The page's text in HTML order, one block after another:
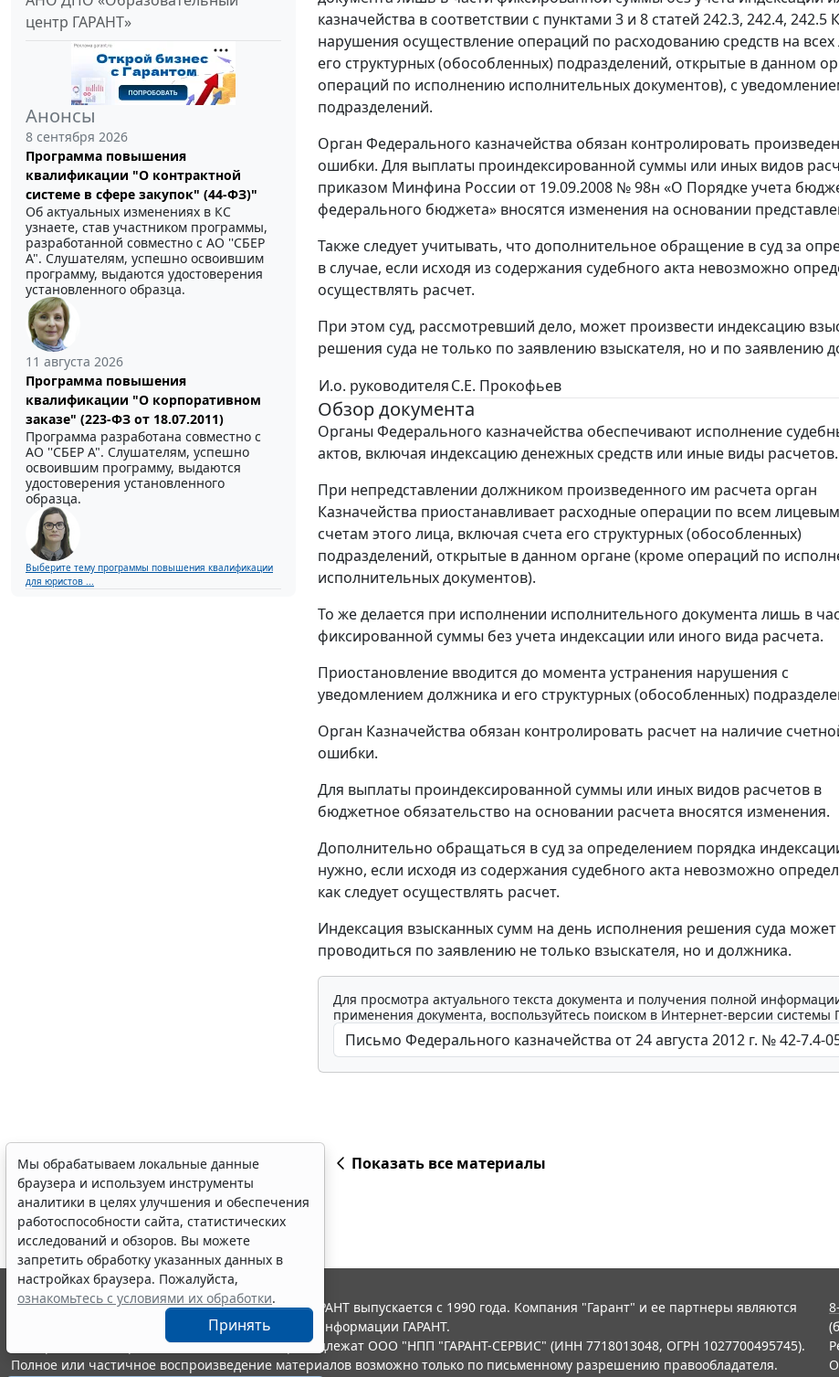
центр ГАРАНТ»
Анонсы
8 сентября 2026
Программа повышения
квалификации "О контрактной
системе в сфере закупок" (44-ФЗ)"
Об актуальных изменениях в КС
узнаете, став участником программы,
разработанной совместно с АО ''СБЕР
А". Слушателям, успешно освоившим
программу, выдаются удостоверения
установленного образца.
11 августа 2026
Программа повышения
квалификации "О корпоративном
заказе" (223-ФЗ от 18.07.2011)
Программа разработана совместно с
АО ''СБЕР А". Слушателям, успешно
освоившим программу, выдаются
удостоверения установленного
образца.
Выберите тему программы повышения квалификации
для юристов ...
казначейства в соответствии с пунктами 3 и 8 статей 242.3, 242.4,
нарушения осуществление операций по расходованию средств на
его структурных (обособленных) подразделений, открытые в данном
операций по исполнению исполнительных документов), с
подразделений.
Орган Федерального казначейства обязан контролировать
ошибки. Для выплаты проиндексированной суммы или иных видов
приказом Минфина России от 19.09.2008 № 98н «О Порядке учета
федерального бюджета» вносятся изменения на основании
Также следует учитывать, что дополнительное обращение в суд за
в случае, если исходя из содержания судебного акта невозможно
осуществлять расчет.
При этом суд, рассмотревший дело, может произвести индексацию
решения суда не только по заявлению взыскателя, но и по заявлению
И.о. руководителяС.Е. Прокофьев
Обзор документа
Органы Федерального казначейства обеспечивают исполнение
актов, включая индексацию денежных средств или иные виды расчетов.
При непредставлении должником произведенного им расчета орган
Казначейства приостанавливает расходные операции по всем лицевым
счетам этого лица, включая счета его структурных (обособленных)
подразделений, открытые в данном органе (кроме операций по
исполнительных документов).
То же делается при исполнении исполнительного документа лишь в
фиксированной суммы без учета индексации или иного вида расчета.
Приостановление вводится до момента устранения нарушения с
уведомлением должника и его структурных (обособленных)
Орган Казначейства обязан контролировать расчет на наличие
ошибки.
Для выплаты проиндексированной суммы или иных видов расчетов в
бюджетное обязательство на основании расчета вносятся изменения.
Дополнительно обращаться в суд за определением порядка
нужно, если исходя из содержания судебного акта невозможно
как следует осуществлять расчет.
Индексация взысканных сумм на день исполнения решения суда может
проводиться по заявлению не только взыскателя, но и должника.
Для просмотра актуального текста документа и получения полной
применения документа, воспользуйтесь поиском в Интернет-версии системы
Показать все материалы
Мы обрабатываем локальные данные
браузера и используем инструменты
аналитики в целях улучшения и обеспечения
работоспособности сайта, статистических
исследований и обзоров. Вы можете
запретить обработку указанных данных в
настройках браузера. Пожалуйста,
ознакомьтесь с условиями их обработки.
Принять
© ООО "НПП "ГАРАНТ-СЕРВИС", 2026. Система ГАРАНТ выпускается с 1990 года. Компания "Гарант" и ее партнеры являются
участниками Российской ассоциации правовой информации ГАРАНТ.
Все права на материалы сайта ГАРАНТ.РУ принадлежат ООО "НПП "ГАРАНТ-СЕРВИС" (ИНН 7718013048, ОГРН 1027700495745).
Полное или частичное воспроизведение материалов возможно только по письменному разрешению правообладателя.